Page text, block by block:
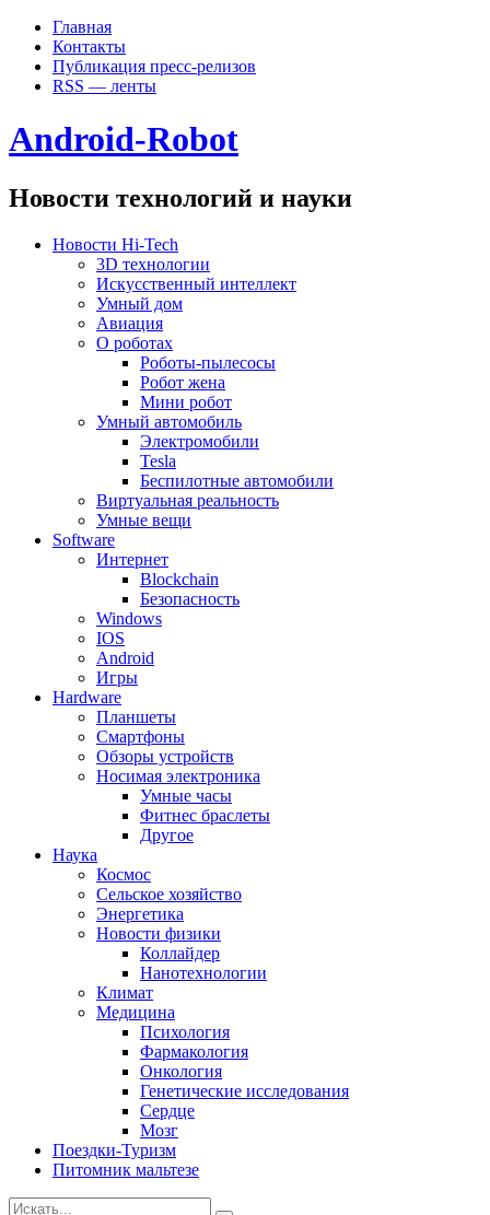
Главная
Контакты
Публикация пресс-релизов
RSS — ленты
Android-Robot
Новости технологий и науки
Новости Hi-Tech
3D технологии
Искусственный интеллект
Умный дом
Авиация
О роботах
Роботы-пылесосы
Робот жена
Мини робот
Умный автомобиль
Электромобили
Tesla
Беспилотные автомобили
Виртуальная реальность
Умные вещи
Software
Интернет
Blockchain
Безопасность
Windows
IOS
Android
Игры
Hardware
Планшеты
Смартфоны
Обзоры устройств
Носимая электроника
Умные часы
Фитнес браслеты
Другое
Наука
Космос
Сельское хозяйство
Энергетика
Новости физики
Коллайдер
Нанотехнологии
Климат
Медицина
Психология
Фармакология
Онкология
Генетические исследования
Сердце
Мозг
Поездки-Туризм
Питомник мальтезе